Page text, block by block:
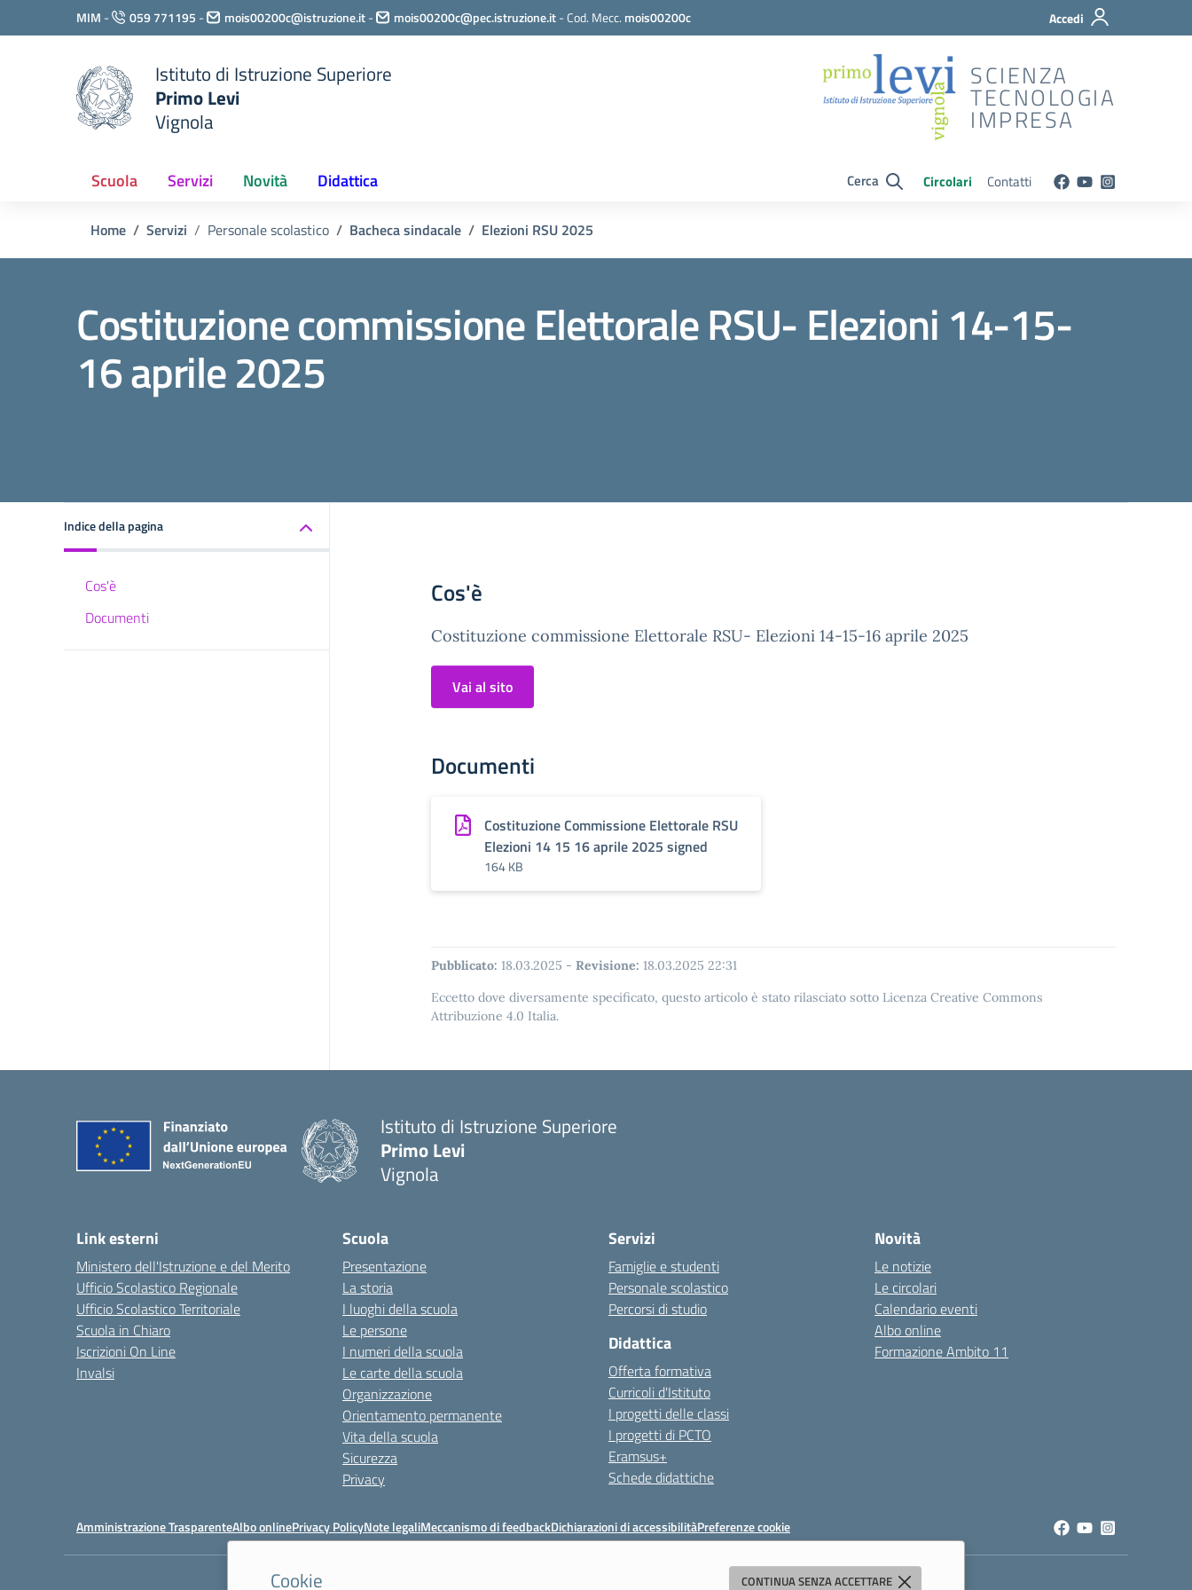
Cookie CONTINUA SENZA ACCETTARE
Vai ai contenuti
Vai al menu di navigazione
MIM - 059 771195 - mois00200c@istruzione.it- mois00200c@pec.istruzione.it-Cod. Mecc. mois00200c Accedi
Istituto di Istruzione Superiore
Primo Levi
Vignola
SCIENZA
TECNOLOGIA
IMPRESA
Scuola Servizi Novità Didattica Cerca Circolari Contatti
Home Servizi Personale scolastico Bacheca sindacale Elezioni RSU 2025
Costituzione commissione Elettorale RSU- Elezioni 14-15-
16 aprile 2025
Indice della pagina
Cos'è
Documenti
Cos'è
Costituzione commissione Elettorale RSU- Elezioni 14-15-16 aprile 2025
Vai al sito
Documenti
Costituzione Commissione Elettorale RSU
Elezioni 14 15 16 aprile 2025 signed
164 KB
Pubblicato: 18.03.2025 - Revisione: 18.03.2025 22:31
Eccetto dove diversamente specificato, questo articolo è stato rilasciato sotto Licenza Creative Commons
Attribuzione 4.0 Italia.
Istituto di Istruzione Superiore
Primo Levi
Vignola
Link esterni
Ministero dell'Istruzione e del Merito
Ufficio Scolastico Regionale
Ufficio Scolastico Territoriale
Scuola in Chiaro
Iscrizioni On Line
Invalsi
Scuola
Presentazione
La storia
I luoghi della scuola
Le persone
I numeri della scuola
Le carte della scuola
Organizzazione
Orientamento permanente
Vita della scuola
Sicurezza
Privacy
Servizi
Famiglie e studenti
Personale scolastico
Percorsi di studio
Didattica
Offerta formativa
Curricoli d'Istituto
I progetti delle classi
I progetti di PCTO
Eramsus+
Schede didattiche
Novità
Le notizie
Le circolari
Calendario eventi
Albo online
Formazione Ambito 11
Amministrazione TrasparenteAlbo onlinePrivacy PolicyNote legaliMeccanismo di feedbackDichiarazioni di accessibilitàPreferenze cookie